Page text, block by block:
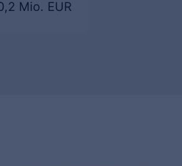
Mio. EUR